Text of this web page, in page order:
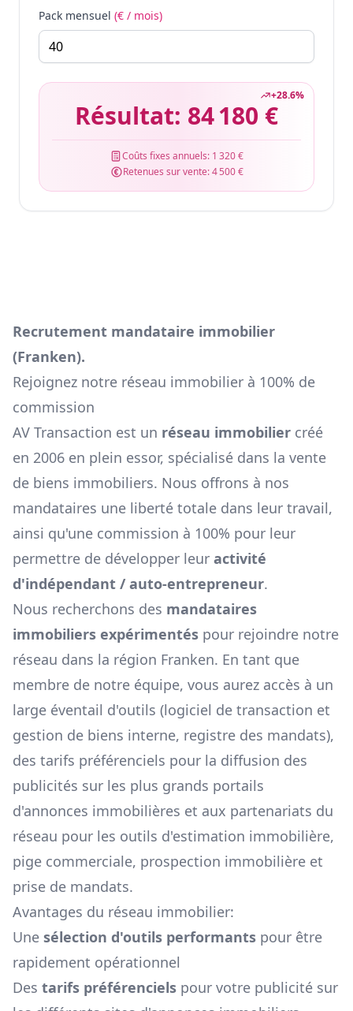
Pack mensuel (€ / mois)
+28.6%
Résultat: 84 180 €
Coûts fixes annuels: 1 320 €
Retenues sur vente:4 500 €
Recrutement mandataire immobilier
(Franken).
Rejoignez notre réseau immobilier à 100% de
commission
AV Transaction est un réseau immobilier créé
en 2006 en plein essor, spécialisé dans la vente
de biens immobiliers. Nous offrons à nos
mandataires une liberté totale dans leur travail,
ainsi qu'une commission à 100% pour leur
permettre de développer leur activité
d'indépendant / auto-entrepreneur.
Nous recherchons des mandataires
immobiliers expérimentés pour rejoindre notre
réseau dans la région Franken. En tant que
membre de notre équipe, vous aurez accès à un
large éventail d'outils (logiciel de transaction et
gestion de biens interne, registre des mandats),
des tarifs préférenciels pour la diffusion des
publicités sur les plus grands portails
d'annonces immobilières et aux partenariats du
réseau pour les outils d'estimation immobilière,
pige commerciale, prospection immobilière et
prise de mandats.
Avantages du réseau immobilier:
Une sélection d'outils performants pour être
rapidement opérationnel
Des tarifs préférenciels pour votre publicité sur